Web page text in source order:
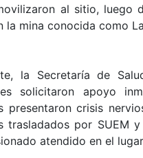
al sitio, luego
la mina conocida como
la Secretaría de
solicitaron apoyo
presentaron crisis
trasladados por SUEM
atendido en el